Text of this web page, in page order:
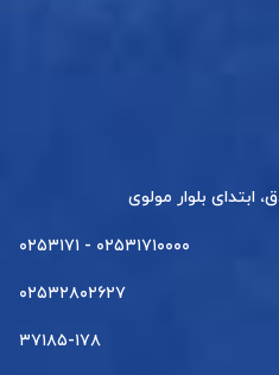
ابتدای بلوار مولوی
۰۲۵۳۱۷۱۰۰۰۰ - ۰۲۵۳۱۷۱
۰۲۵۳۲۸۰۲۶۲۷
۳۷۱۸۵-۱۷۸